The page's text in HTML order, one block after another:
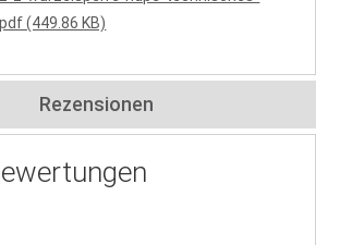
(449.86 KB)
Rezensionen